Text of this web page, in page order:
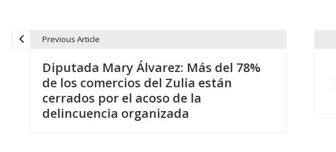
Previous Article
Diputada Mary Álvarez: Más del 78%
de los comercios del Zulia están
cerrados por el acoso de la
delincuencia organizada